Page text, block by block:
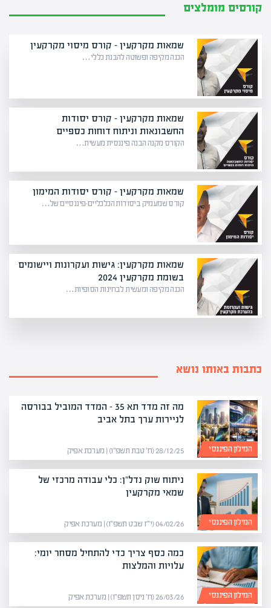
קורסים מומלצים
שמאות מקרקעין – קורס מיסוי מקרקעין
הכנה מקיפה ופשוטה להבנת כללי…
שמאות מקרקעין – קורס יסודות
החשבונאות וניתוח דוחות כספיים
הקורס מקנה הבנה פיננסית מעשית…
שמאות מקרקעין – קורס יסודות המימון
קורס שמעמיק ביסודות הכלכליים-פיננסיים של…
שמאות מקרקעין: גישות ועקרונות ויישומים
בשומת מקרקעין 2024
הכנה מקיפה ומעשית לבחינות הסופיות…
כתבות באותו נושא
המילון הפיננסי
מה זה מדד תא 35 – המדד המוביל בבורסה
לניירות ערך בתל אביב
28/12/25 (ח׳ טבת תשפ״ו) | מערכת אפיק
המילון הפיננסי
ניתוח שוק נדל"ן: כלי עבודה מרכזי של
שמאי מקרקעין
04/02/26 (י״ז שבט תשפ״ו) | מערכת אפיק
המילון הפיננסי
כמה כסף צריך כדי להתחיל מסחר יומי:
עלויות והמלצות
26/03/26 (ח׳ ניסן תשפ״ו) | מערכת אפיק